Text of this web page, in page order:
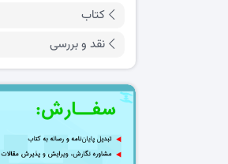
کتاب
نقد و بررسی